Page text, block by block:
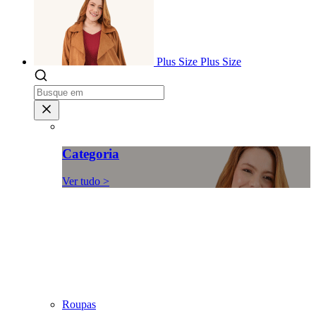
Plus Size Plus Size
Categoria
Ver tudo >
Roupas